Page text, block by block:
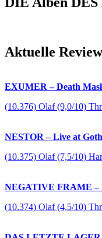
Aktuelle
EXUMER – Death
(10.376) Olaf (9,0/10)
NESTOR – Live at
(10.375) Olaf (7,5/10)
NEGATIVE FRAME –
(10.374) Olaf (4,5/10)